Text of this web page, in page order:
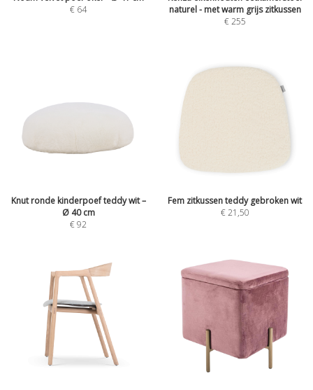
€ 64
naturel - met warm grijs zitkussen
€255
Knut ronde kinderpoef teddy wit –
Ø 40 cm
€92
Fem zitkussen teddy gebroken wit
€21,50